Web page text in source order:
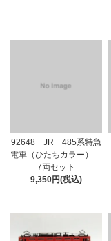
92648 JR 485系特急
電車（ひたちカラー）
7両セット
9,350円(税込)